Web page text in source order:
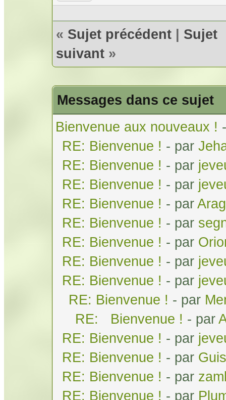
« Sujet précédent | Sujet
suivant »
Messages dans ce sujet
Bienvenue aux nouveaux !
RE: Bienvenue ! - par
RE: Bienvenue ! - par
RE: Bienvenue ! - par
RE: Bienvenue ! - par
RE: Bienvenue ! - par
RE: Bienvenue ! - par
RE: Bienvenue ! - par
RE: Bienvenue ! - par
RE: Bienvenue ! - par
RE: Bienvenue ! - par
RE: Bienvenue ! - par
RE: Bienvenue ! - par
RE: Bienvenue ! - par
RE: Bienvenue ! - par